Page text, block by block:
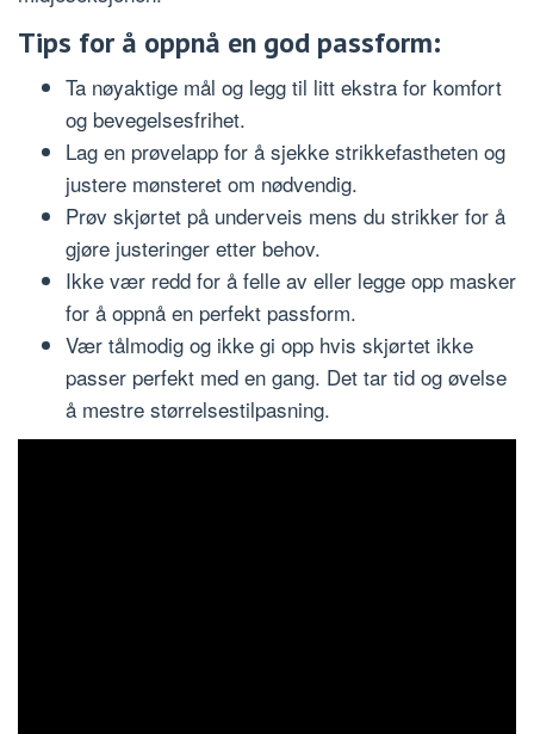
Tips for å oppnå en god passform:
Ta nøyaktige mål og legg til litt ekstra for komfort
og bevegelsesfrihet.
Lag en prøvelapp for å sjekke strikkefastheten og
justere mønsteret om nødvendig.
Prøv skjørtet på underveis mens du strikker for å
gjøre justeringer etter behov.
Ikke vær redd for å felle av eller legge opp masker
for å oppnå en perfekt passform.
Vær tålmodig og ikke gi opp hvis skjørtet ikke
passer perfekt med en gang. Det tar tid og øvelse
å mestre størrelsestilpasning.